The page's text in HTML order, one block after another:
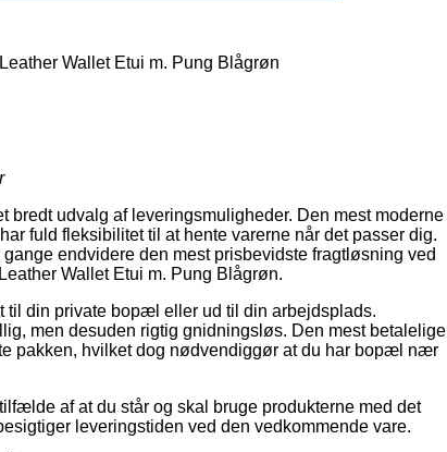
Wallet Etui m. Pung Blågrøn
udvalg af leveringsmuligheder. Den mest moderne
fuld fleksibilitet til at hente varerne når det passer dig.
endvidere den mest prisbevidste fragtløsning ved
Wallet Etui m. Pung Blågrøn.
din private bopæl eller ud til din arbejdsplads.
men desuden rigtig gnidningsløs. Den mest betalelige
pakken, hvilket dog nødvendiggør at du har bopæl nær
af at du står og skal bruge produkterne med det
leveringstiden ved den vedkommende vare.